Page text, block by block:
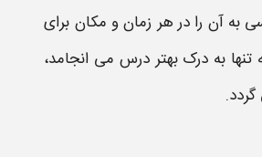
به آن را در هر زمان و مکان برای
تنها به درک بهتر درس می انجامد،